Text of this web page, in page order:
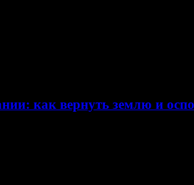
как вернуть землю и